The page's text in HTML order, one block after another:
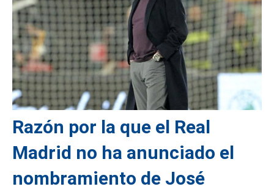
Razón por la que el Real
Madrid no ha anunciado el
nombramiento de José